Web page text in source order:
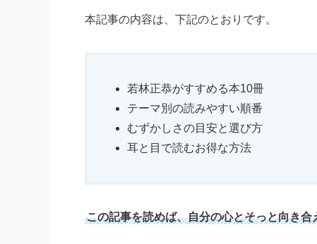
本記事の内容は、下記のとおりです。
若林正恭がすすめる本10冊
テーマ別の読みやすい順番
むずかしさの目安と選び方
耳と目で読むお得な方法
この記事を読めば、自分の心とそっと向き